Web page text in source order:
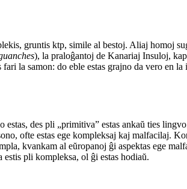
gruntis ktp, simile al bestoj. Aliaj homoj
), la praloĝantoj de Kanariaj Insuloj,
la samon: do eble estas grajno da vero en la
des pli „primitiva” estas ankaŭ ties
ofte estas ege kompleksaj kaj malfacilaj.
kvankam al eŭropanoj ĝi aspektas ege
pli kompleksa, ol ĝi estas hodiaŭ.